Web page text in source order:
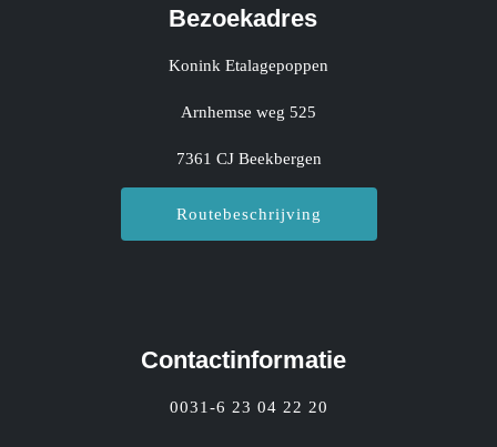
Bezoekadres
Konink Etalagepoppen
Arnhemse weg 525
7361 CJ Beekbergen
Routebeschrijving
Contactinformatie
0031-6 23 04 22 20